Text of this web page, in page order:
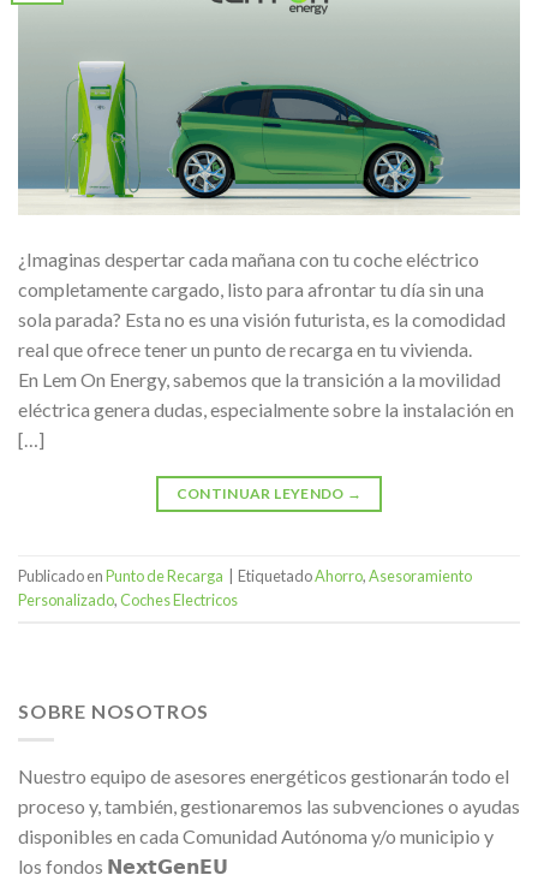
¿Imaginas despertar cada mañana con tu coche eléctrico
completamente cargado, listo para afrontar tu día sin una
sola parada? Esta no es una visión futurista, es la comodidad
real que ofrece tener un punto de recarga en tu vivienda.
En Lem On Energy, sabemos que la transición a la movilidad
eléctrica genera dudas, especialmente sobre la instalación en
[…]
CONTINUAR LEYENDO →
Publicado enPunto de Recarga EtiquetadoAhorro,Asesoramiento
Personalizado,Coches Electricos
SOBRE NOSOTROS
Nuestro equipo de asesores energéticos gestionarán todo el
proceso y, también, gestionaremos las subvenciones o ayudas
disponibles en cada Comunidad Autónoma y/o municipio y
los fondos 𝗡𝗲𝘅𝘁𝗚𝗲𝗻𝗘𝗨